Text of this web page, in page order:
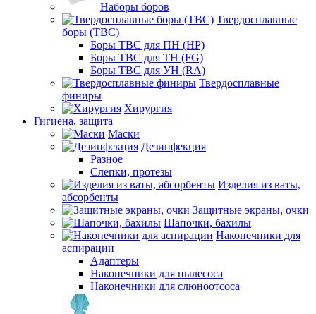
Наборы боров
Твердосплавные
боры (ТВС)
Боры ТВС для ПН (HP)
Боры ТВС для ТН (FG)
Боры ТВС для УН (RA)
Твердосплавные
финиры
Хирургия
Гигиена, защита
Маски
Дезинфекция
Разное
Слепки, протезы
Изделия из ваты,
абсорбенты
Защитные экраны, очки
Шапочки, бахилы
Наконечники для
аспирации
Адаптеры
Наконечники для пылесоса
Наконечники для слюноотсоса